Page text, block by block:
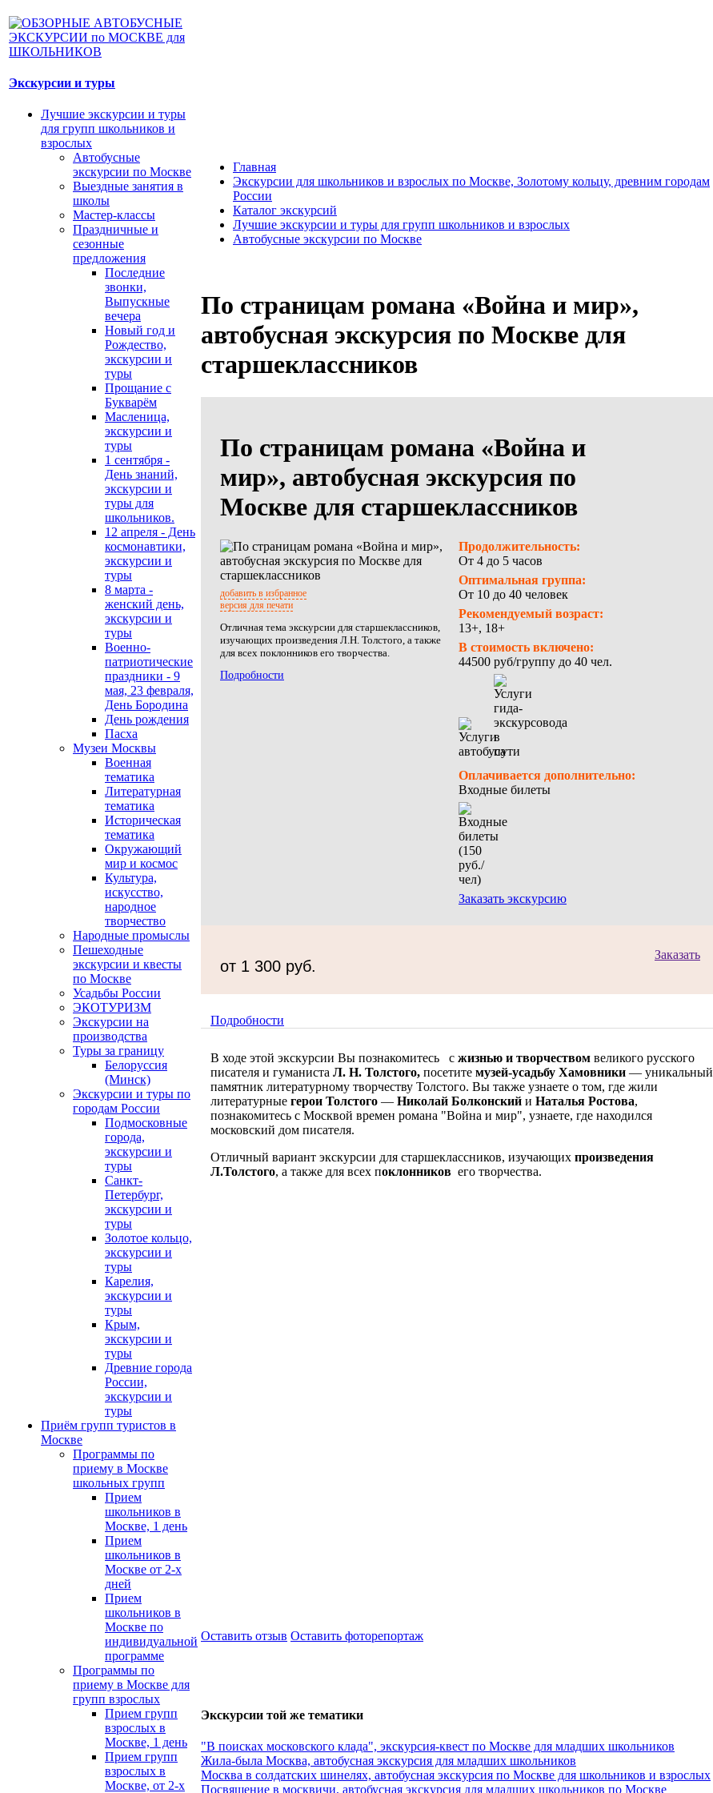
Экскурсии и туры
Лучшие экскурсии и туры
для групп школьников и
взрослых
Автобусные
экскурсии по Москве
Выездные занятия в
школы
Мастер-классы
Праздничные и
сезонные
предложения
Последние
звонки,
Выпускные
вечера
Новый год и
Рождество,
экскурсии и
туры
Прощание с
Букварём
Масленица,
экскурсии и
туры
1 сентября -
День знаний,
экскурсии и
туры для
школьников.
12 апреля - День
космонавтики,
экскурсии и
туры
8 марта -
женский день,
экскурсии и
туры
Военно-
патриотические
праздники - 9
мая, 23 февраля,
День Бородина
День рождения
Пасха
Музеи Москвы
Военная
тематика
Литературная
тематика
Историческая
тематика
Окружающий
мир и космос
Культура,
искусство,
народное
творчество
Народные промыслы
Пешеходные
экскурсии и квесты
по Москве
Усадьбы России
ЭКОТУРИЗМ
Экскурсии на
производства
Туры за границу
Белоруссия
(Минск)
Экскурсии и туры по
городам России
Подмосковные
города,
экскурсии и
туры
Санкт-
Петербург,
экскурсии и
туры
Золотое кольцо,
экскурсии и
туры
Карелия,
экскурсии и
туры
Крым,
экскурсии и
туры
Древние города
России,
экскурсии и
туры
Приём групп туристов в
Москве
Программы по
приему в Москве
школьных групп
Прием
школьников в
Москве, 1 день
Прием
школьников в
Москве от 2-х
дней
Прием
школьников в
Москве по
индивидуальной
программе
Программы по
приему в Москве для
групп взрослых
Прием групп
взрослых в
Москве, 1 день
Прием групп
взрослых в
Москве, от 2-х
Главная
Экскурсии для школьников и взрослых по Москве, Золотому кольцу, древним городам
России
Каталог экскурсий
Лучшие экскурсии и туры для групп школьников и взрослых
Автобусные экскурсии по Москве
По страницам романа «Война и мир»,
автобусная экскурсия по Москве для
старшеклассников
По страницам романа «Война и
мир», автобусная экскурсия по
Москве для старшеклассников
добавить в избранное
версия для печати
Отличная тема экскурсии для старшеклассников,
изучающих произведения Л.Н. Толстого, а также
для всех поклонников его творчества.
Подробности
Продолжительность:
От 4 до 5 часов
Оптимальная группа:
От 10 до 40 человек
Рекомендуемый возраст:
13+, 18+
В стоимость включено:
44500 руб/группу до 40 чел.
Оплачивается дополнительно:
Входные билеты
Заказать экскурсию
от 1 300 руб.
Заказать
Подробности
В ходе этой экскурсии Вы познакомитесь с жизнью и творчеством великого русского
писателя и гуманиста Л. Н. Толстого, посетите музей-усадьбу Хамовники — уникальный
памятник литературному творчеству Толстого. Вы также узнаете о том, где жили
литературные герои Толстого — Николай Болконский и Наталья Ростова,
познакомитесь с Москвой времен романа "Война и мир", узнаете, где находился
московский дом писателя.
Отличный вариант экскурсии для старшеклассников, изучающих произведения
Л.Толстого, а также для всех поклонников его творчества.
Оставить отзыв Оставить фоторепортаж
Экскурсии той же тематики
"В поисках московского клада", экскурсия-квест по Москве для младших школьников
Жила-была Москва, автобусная экскурсия для младших школьников
Москва в солдатских шинелях, автобусная экскурсия по Москве для школьников и взрослых
Посвящение в москвичи, автобусная экскурсия для младших школьников по Москве